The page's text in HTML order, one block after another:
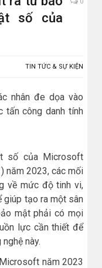
số của
TIN TỨC & SỰ KIỆN
nhân đe dọa vào
tấn công danh tính
số của Microsoft
năm 2023, các mối
về mức độ tinh vi,
giúp tạo ra một sân
mật phải có mọi
lực cần thiết để
này.
năm 2023